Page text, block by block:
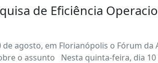
de Eficiência
agosto, em Florianópolis o Fórum da
o assunto Nesta quinta-feira, dia